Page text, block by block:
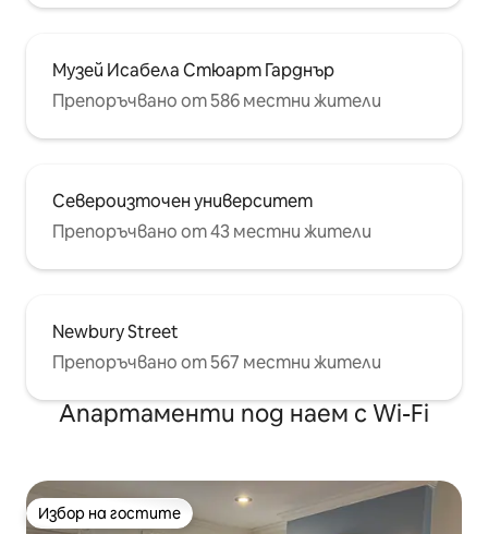
Музей Исабела Стюарт Гарднър
Препоръчвано от 586 местни жители
Североизточен университет
Препоръчвано от 43 местни жители
Newbury Street
Препоръчвано от 567 местни жители
Апартаменти под наем с Wi-Fi
Избор на гостите
Избор на гостите